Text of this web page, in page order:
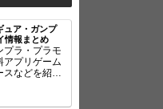
ュア・ガンプ
情報まとめ
プラ・プラモ
アプリゲーム
スなどを紹